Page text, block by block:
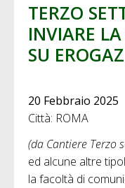
TERZO
INVIARE
SU
20 Febbraio 2025
Città: ROMA
(da Cantiere Terzo
ed alcune altre
la facoltà di